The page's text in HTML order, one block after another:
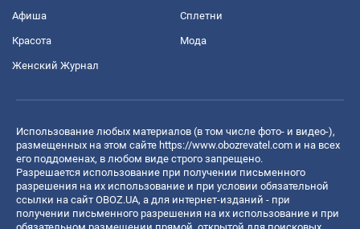
Афиша Сплетни
Красота Мода
Женский Журнал
Использование любых материалов (в том числе фото- и видео-),
размещенных на этом сайте https://www.obozrevatel.com и на всех
его поддоменах, в любом виде строго запрещено.
Разрешается использование при получении письменного
разрешения на их использование и при условии обязательной
ссылки на сайт OBOZ.UA, а для интернет-изданий - при
получении письменного разрешения на их использование и при